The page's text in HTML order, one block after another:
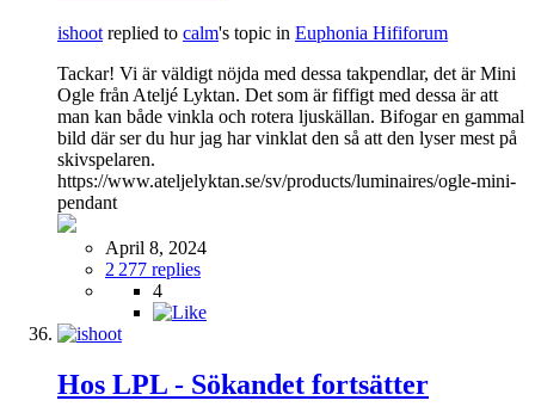
ishoot replied to calm's topic in Euphonia Hififorum
Tackar! Vi är väldigt nöjda med dessa takpendlar, det är Mini
Ogle från Ateljé Lyktan. Det som är fiffigt med dessa är att
man kan både vinkla och rotera ljuskällan. Bifogar en gammal
bild där ser du hur jag har vinklat den så att den lyser mest på
skivspelaren.
https://www.ateljelyktan.se/sv/products/luminaires/ogle-mini-
pendant
April 8, 2024
2 277 replies
4
Hos LPL - Sökandet fortsätter